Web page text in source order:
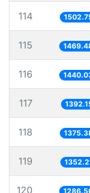
114
115
116
117
118
119
120